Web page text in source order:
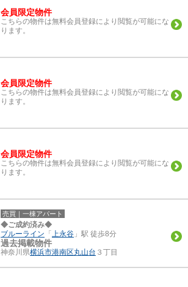
会員限定物件
こちらの物件は無料会員登録により閲覧が可能にな
ります。
会員限定物件
こちらの物件は無料会員登録により閲覧が可能にな
ります。
会員限定物件
こちらの物件は無料会員登録により閲覧が可能にな
ります。
売買｜一棟アパート
◆ご成約済み◆
ブルーライン 「 上永谷 」駅 徒歩8分
過去掲載物件
神奈川県横浜市港南区丸山台 ３丁目